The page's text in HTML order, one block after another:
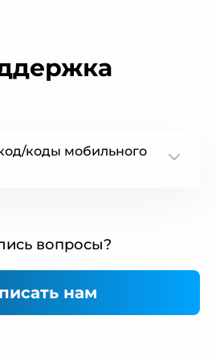
коды мобильного
вопросы?
нам